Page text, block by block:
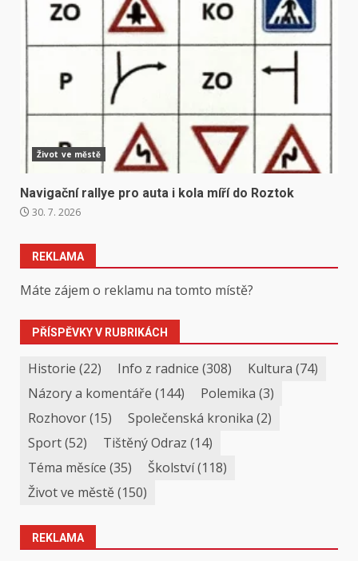
Život ve městě
Navigační rallye pro auta i kola míří do Roztok
30. 7. 2026
REKLAMA
Máte zájem o reklamu na tomto místě?
PŘÍSPĚVKY V RUBRIKÁCH
Historie (22) Info z radnice (308) Kultura (74)
Názory a komentáře (144) Polemika (3)
Rozhovor(15) Společenská kronika (2)
Sport(52) Tištěný Odraz (14)
Téma měsíce (35) Školství(118)
Život ve městě(150)
REKLAMA